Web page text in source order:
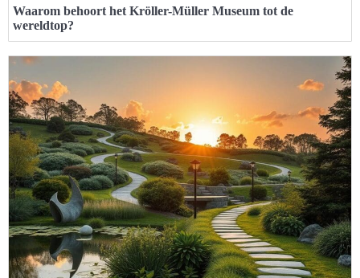
Waarom behoort het Kröller-Müller Museum tot de
wereldtop?